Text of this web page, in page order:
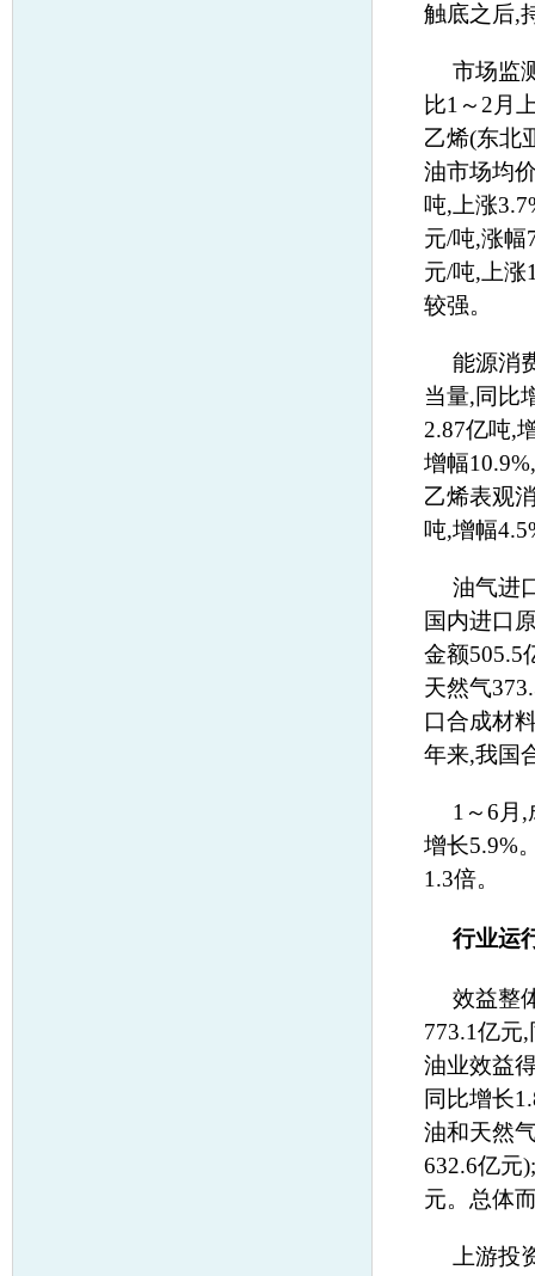
触底之后,
市场监
比1～2月
乙烯(东北
油市场均
吨,上涨
元/吨,涨幅
元/吨,上涨
较强。
能源消
当量,同比
2.87亿吨,
增幅
乙烯表观
吨,增幅
油气进
国内进口
金额505.5
天然气
口合成材
年来,我国
1～6月,
增长5.9%
1.3倍。
行业运
效益整
773.1亿元
油业效益
同比增长
油和天然
632.6亿元
元。总体
上游投